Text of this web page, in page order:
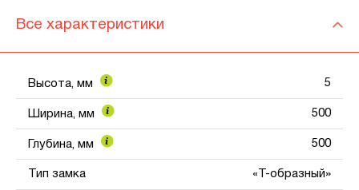
Все характеристики
Высота, мм 5
Ширина, мм 500
Глубина, мм 500
Тип замка «Т-образный»